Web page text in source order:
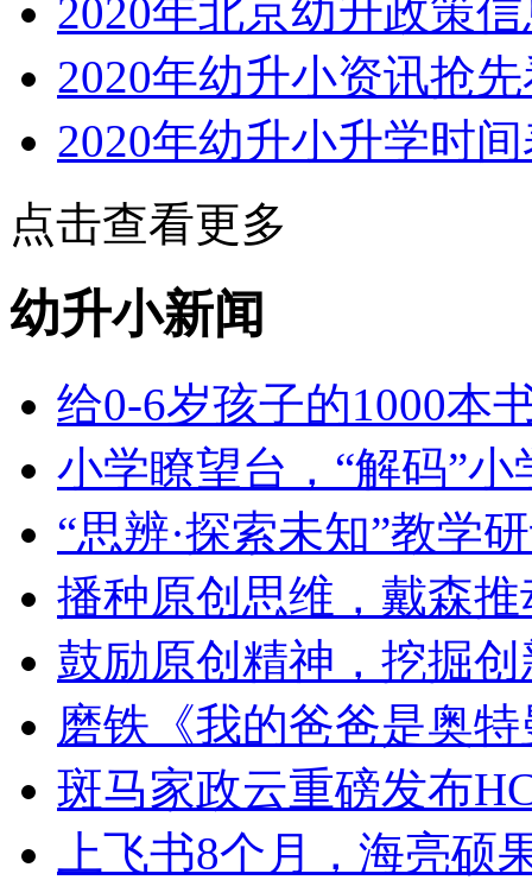
2020年北京幼升政策
2020年幼升小资讯抢
2020年幼升小升学时
点击查看更多
幼升小新闻
给0-6岁孩子的1000本
小学瞭望台，“解码”
“思辨·探索未知”教学
播种原创思维，戴森
鼓励原创精神，挖掘
磨铁《我的爸爸是奥
斑马家政云重磅发布
上飞书8个月，海亮硕